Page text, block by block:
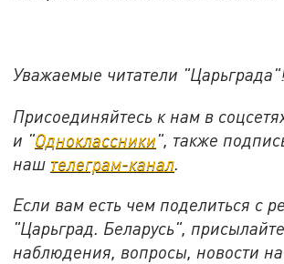
Уважаемые читатели
Присоединяйтесь к нам в
и "Одноклассники", также
наш телеграм-канал.
Если вам есть чем поделиться с
"Царьград. Беларусь",
наблюдения, вопросы, новости